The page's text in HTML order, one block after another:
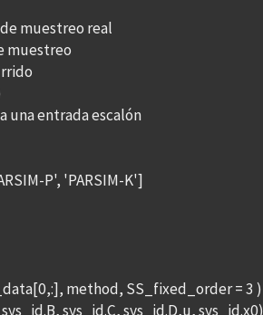
muestreo real
muestreo
una entrada escalón
P', 'PARSIM-K']
method, SS_fixed_order = 3 )
sys_id.C, sys_id.D,u, sys_id.x0)